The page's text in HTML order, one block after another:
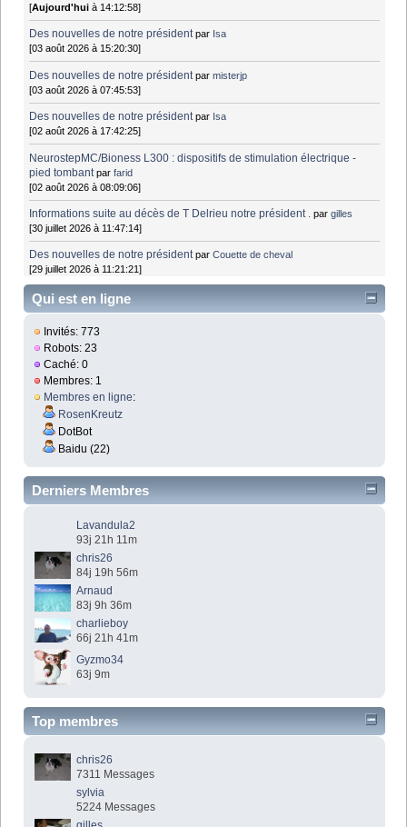
[Aujourd'hui à 14:12:58]
Des nouvelles de notre président par Isa
[03 août 2026 à 15:20:30]
Des nouvelles de notre président parmisterjp
[03 août 2026 à 07:45:53]
Des nouvelles de notre président par Isa
[02 août 2026 à 17:42:25]
NeurostepMC/Bioness L300 : dispositifs de stimulation électrique -
pied tombant parfarid
[02 août 2026 à 08:09:06]
Informations suite au décès de T Delrieu notre président . pargilles
[30 juillet 2026 à 11:47:14]
Des nouvelles de notre président parCouette de cheval
[29 juillet 2026 à 11:21:21]
Qui est en ligne
Invités: 773
Robots: 23
Caché: 0
Membres: 1
Membres en ligne:
RosenKreutz
DotBot
Baidu (22)
Derniers Membres
Lavandula2
93j 21h 11m
chris26
84j 19h 56m
Arnaud
83j 9h 36m
charlieboy
66j 21h 41m
Gyzmo34
63j 9m
Top membres
chris26
7311 Messages
sylvia
5224 Messages